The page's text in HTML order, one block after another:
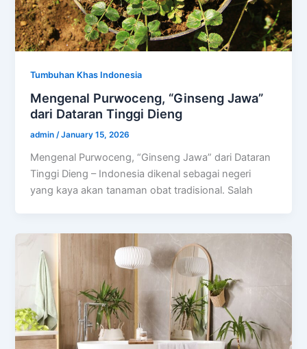
Tumbuhan Khas Indonesia
Mengenal Purwoceng, “Ginseng Jawa”
dari Dataran Tinggi Dieng
admin/January 15, 2026
Mengenal Purwoceng, “Ginseng Jawa” dari Dataran
Tinggi Dieng – Indonesia dikenal sebagai negeri
yang kaya akan tanaman obat tradisional. Salah